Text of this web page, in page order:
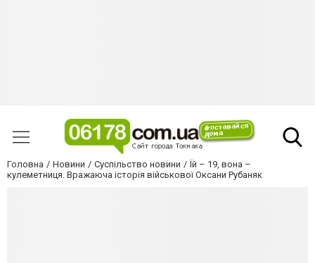
Головна Новини Суспільство новини
Їй – 19, вона –
кулеметниця. Вражаюча історія військової Оксани Рубаняк